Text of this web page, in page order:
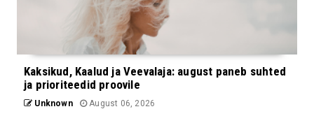
Kaksikud, Kaalud ja Veevalaja: august paneb suhted
ja prioriteedid proovile
Unknown August 06, 2026